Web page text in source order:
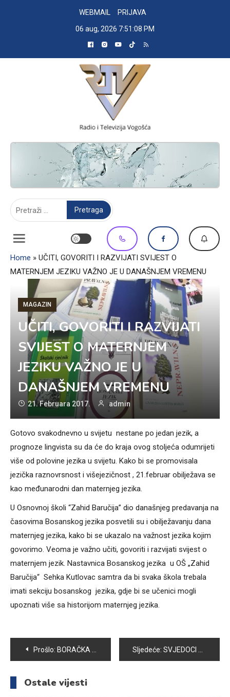
WEBMAIL
PRIJAVA
06 aug, 2026 7:51:09 PM
RADIO TELEVIZIJA VOGOŠĆA
Home » UČITI, GOVORITI I RAZVIJATI SVIJEST O
MATERNJEM JEZIKU VAŽNO JE U DANAŠNJEM VREMENU
MAGAZIN
UČITI, GOVORITI I RAZVIJATI
SVIJEST O MATERNJEM
JEZIKU VAŽNO JE U
DANAŠNJEM VREMENU
21. Februara 2017. admin
Gotovo svakodnevno u svijetu nestane po jedan jezik, a
prognoze lingvista su da će do kraja ovog stoljeća odumrijeti
više od polovine jezika u svijetu. Kako bi se promovisala
jezička raznovrsnost i višejezičnost , 21.februar obilježava se
kao međunarodni dan maternjeg jezika.
U Osnovnoj školi “Zahid Baručija” dio današnjeg predavanja na
časovima Bosanskog jezika posvetili su i obilježavanju dana
maternjeg jezika, kako bi se ukazalo na važnost jezika kojim
govorimo. Veoma je važno učiti, govoriti i razvijati svijest o
maternjem jezik. Nastavnica Bosanskog jezika u OŠ „Zahid
Baručija“ Sehka Kutlovac samtra da bi svaka škola trebala
imati sekciju bosanskog jezika, gdje bi se učenici mogli
upoznati više sa historijom maternjeg jezika.
Navigacija
članaka
Prošlo: BORAČKA UDRUŽENJA DAJU DOPRINOS OBILJEŽAVANJU ZNAČAJNIH DATUMA Sljedeće: SVJEDOCI U PROCESU SUĐENJA JOVANU TINTORU NAKON 25 GODINA TEŠKO SE PRISJEĆAJU SVIH ZLODJELA KOJE SU PREŽIVJELI
Ostale vijesti